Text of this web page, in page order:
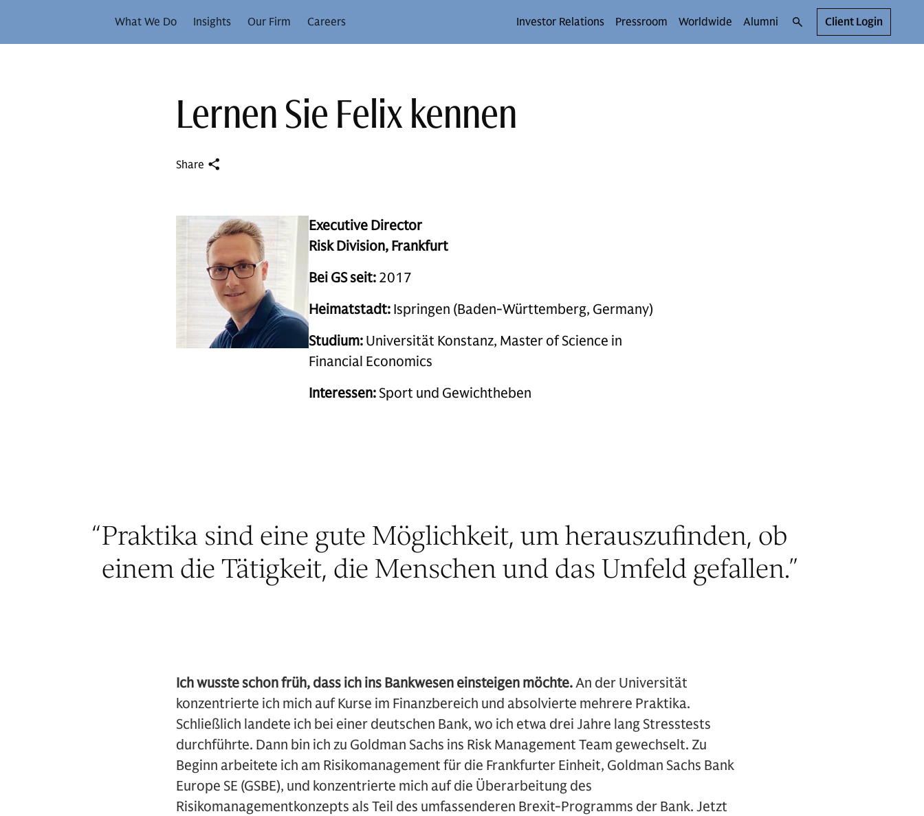
What We Do Insights Our Firm Careers Investor Relations Pressroom Worldwide Alumni Client Login
Lernen Sie Felix kennen
Share
Executive Director
Risk Division, Frankfurt
Bei GS seit: 2017
Heimatstadt: Ispringen (Baden-Württemberg, Germany)
Studium: Universität Konstanz, Master of Science in
Financial Economics
Interessen: Sport und Gewichtheben
“Praktika sind eine gute Möglichkeit, um herauszufinden, ob
einem die Tätigkeit, die Menschen und das Umfeld gefallen.”
Ich wusste schon früh, dass ich ins Bankwesen einsteigen möchte.An der Universität
konzentrierte ich mich auf Kurse im Finanzbereich und absolvierte mehrere Praktika.
Schließlich landete ich bei einer deutschen Bank, wo ich etwa drei Jahre lang Stresstests
durchführte. Dann bin ich zu Goldman Sachs ins Risk Management Team gewechselt. Zu
Beginn arbeitete ich am Risikomanagement für die Frankfurter Einheit, Goldman Sachs Bank
Europe SE (GSBE), und konzentrierte mich auf die Überarbeitung des
Risikomanagementkonzepts als Teil des umfassenderen Brexit-Programms der Bank. Jetzt